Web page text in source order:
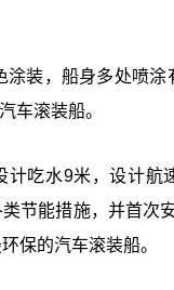
装，船身多处喷涂
车滚装船。
吃水9米，设计航
节能措施，并首次
保的汽车滚装船。